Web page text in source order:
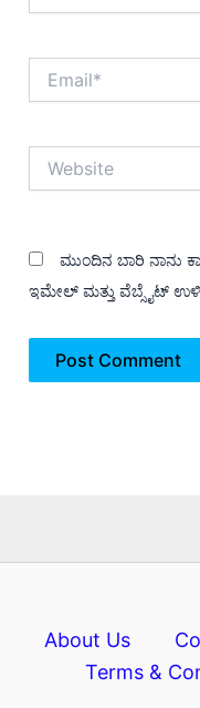
ಮುಂದಿನ ಬಾರಿ ನಾನು
ಇಮೇಲ್ ಮತ್ತು ವೆಬ್ಸೈಟ್
About Us
Terms &